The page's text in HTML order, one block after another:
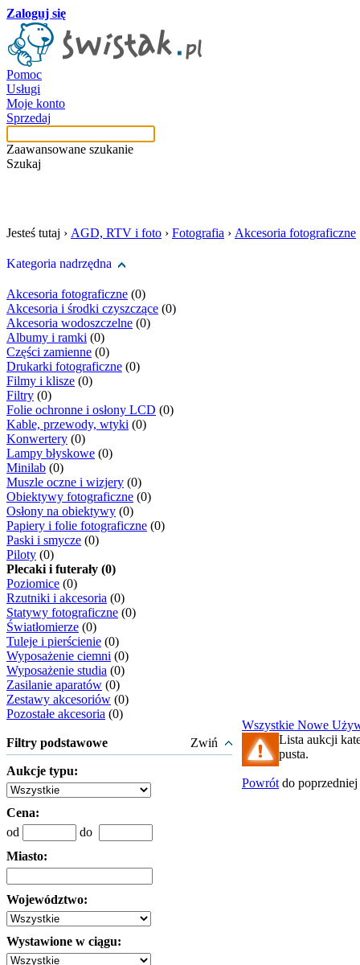
Zaloguj się
Pomoc
Usługi
Moje konto
Sprzedaj
Zaawansowane szukanie
Szukaj
Jesteś tutaj › AGD, RTV i foto › Fotografia › Akcesoria fotograficzne
Kategoria nadrzędna
Akcesoria fotograficzne (0)
Akcesoria i środki czyszczące (0)
Akcesoria wodoszczelne (0)
Albumy i ramki (0)
Części zamienne (0)
Drukarki fotograficzne (0)
Filmy i klisze (0)
Filtry (0)
Folie ochronne i osłony LCD (0)
Kable, przewody, wtyki (0)
Konwertery (0)
Lampy błyskowe (0)
Minilab (0)
Muszle oczne i wizjery (0)
Obiektywy fotograficzne (0)
Osłony na obiektywy (0)
Papiery i folie fotograficzne (0)
Paski i smycze (0)
Piloty (0)
Plecaki i futerały (0)
Poziomice (0)
Rzutniki i akcesoria (0)
Statywy fotograficzne (0)
Światłomierze (0)
Tuleje i pierścienie (0)
Wyposażenie ciemni (0)
Wyposażenie studia (0)
Zasilanie aparatów (0)
Zestawy akcesoriów (0)
Pozostałe akcesoria (0)
Filtry podstawowe Zwiń
Aukcje typu:
Cena:
od
do
Miasto:
Województwo:
Wystawione w ciągu:
Wszystkie Nowe
Lista aukcji
pusta.
Powrót do